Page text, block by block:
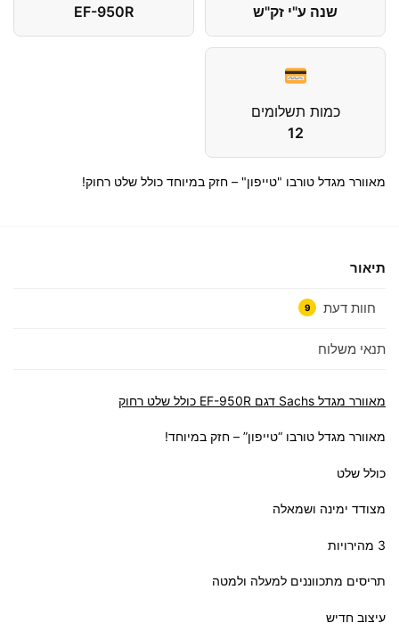
שנה ע"י זק"ש
EF-950R
כמות תשלומים
12
מאוורר מגדל טורבו "טייפון" – חזק במיוחד כולל שלט רחוק!
תיאור
חוות דעת 9
תנאי משלוח
מאוורר מגדל Sachs דגם EF-950R כולל שלט רחוק
מאוורר מגדל טורבו “טייפון” – חזק במיוחד!
כולל שלט
מצודד ימינה ושמאלה
3 מהירויות
תריסים מתכווננים למעלה ולמטה
עיצוב חדיש